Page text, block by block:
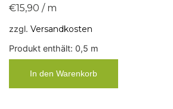
€15,90 / m
zzgl. Versandkosten
Produkt enthält: 0,5 m
In den Warenkorb